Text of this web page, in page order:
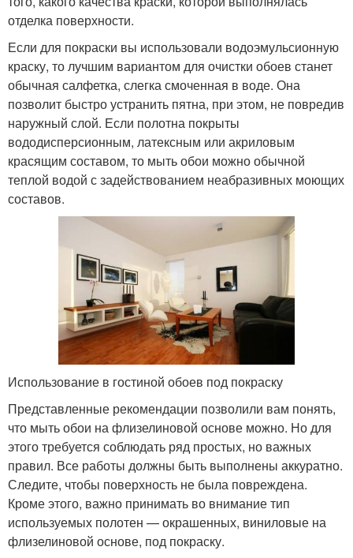
отделка поверхности.
Если для покраски вы использовали водоэмульсионную
краску, то лучшим вариантом для очистки обоев станет
обычная салфетка, слегка смоченная в воде. Она
позволит быстро устранить пятна, при этом, не повредив
наружный слой. Если полотна покрыты
вододисперсионным, латексным или акриловым
красящим составом, то мыть обои можно обычной
теплой водой с задействованием неабразивных моющих
составов.
Использование в гостиной обоев под покраску
Представленные рекомендации позволили вам понять,
что мыть обои на флизелиновой основе можно. Но для
этого требуется соблюдать ряд простых, но важных
правил. Все работы должны быть выполнены аккуратно.
Следите, чтобы поверхность не была повреждена.
Кроме этого, важно принимать во внимание тип
используемых полотен — окрашенных, виниловые на
флизелиновой основе, под покраску.